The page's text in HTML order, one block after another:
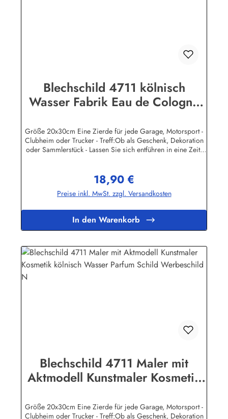
Blechschild 4711 kölnisch
Wasser Fabrik Eau de Cologne
Nostalgieschild
Größe 20x30cm Eine Zierde für jede Garage, Motorsport -
Clubheim oder Trucker - Treff:Ob als Geschenk, Dekoration
oder Sammlerstück - Lassen Sie sich entführen in eine Zeit,
Ihren Freunden eine dekorative Erinnerung an die gute alte
Zeit!Unsere Blechschilder sind in Super-Qualität aus
hochwertigem Metall (Stahlblech) gefertigt. Die Oberflächen
garantiert.Wir verkaufen nur original lizensierte
Werbeschilder. Herstellerinformationen:Heart of Ireland
Plakat-Industrie BPPM GmbHPorschestr. 921423 Winsen
Regulärer Preis:
18,90 €
Preise inkl. MwSt. zzgl. Versandkosten
In den Warenkorb
Blechschild 4711 Maler mit
Aktmodell Kunstmaler Kosmetik
Werbeschild N
Größe 20x30cm Eine Zierde für jede Garage, Motorsport -
Clubheim oder Trucker - Treff:Ob als Geschenk, Dekoration